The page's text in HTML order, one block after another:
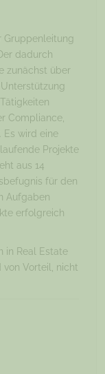
Gruppenleitung
dadurch
zunächst über
Compliance,
Es wird eine
Projekte
aus 14
für den
Aufgaben
erfolgreich
in Real Estate
von Vorteil, nicht